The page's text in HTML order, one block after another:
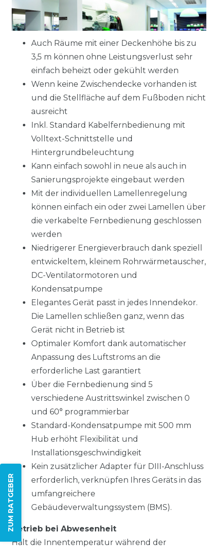
ZUM RATGEBER
Auch Räume mit einer Deckenhöhe bis zu
3,5 m können ohne Leistungsverlust sehr
einfach beheizt oder gekühlt werden
Wenn keine Zwischendecke vorhanden ist
und die Stellfläche auf dem Fußboden nicht
ausreicht
Inkl. Standard Kabelfernbedienung mit
Volltext-Schnittstelle und
Hintergrundbeleuchtung
Kann einfach sowohl in neue als auch in
Sanierungsprojekte eingebaut werden
Mit der individuellen Lamellenregelung
können einfach ein oder zwei Lamellen über
die verkabelte Fernbedienung geschlossen
werden
Niedrigerer Energieverbrauch dank speziell
entwickeltem, kleinem Rohrwärmetauscher,
DC-Ventilatormotoren und
Kondensatpumpe
Elegantes Gerät passt in jedes Innendekor.
Die Lamellen schließen ganz, wenn das
Gerät nicht in Betrieb ist
Optimaler Komfort dank automatischer
Anpassung des Luftstroms an die
erforderliche Last garantiert
Über die Fernbedienung sind 5
verschiedene Austrittswinkel zwischen 0
und 60° programmierbar
Standard-Kondensatpumpe mit 500 mm
Hub erhöht Flexibilität und
Installationsgeschwindigkeit
Kein zusätzlicher Adapter für DIII-Anschluss
erforderlich, verknüpfen Ihres Geräts in das
umfangreichere
Gebäudeverwaltungssystem (BMS).
Betrieb bei Abwesenheit
Hält die Innentemperatur während der